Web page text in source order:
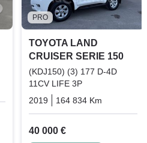
Diesel
PRO
TOYOTA LAND
CRUISER SERIE 150
(KDJ150) (3) 177 D-4D
11CV LIFE 3P
2019
164 834 Km
40 000 €